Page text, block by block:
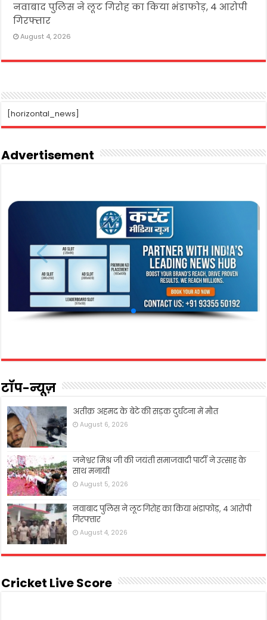
नवाबाद पुलिस ने लूट गिरोह का किया भंडाफोड़, 4 आरोपी
गिरफ्तार
August 4, 2026
[horizontal_news]
Advertisement
टॉप-न्यूज़
अतीक़ अहमद के बेटे की सड़क दुर्घटना में मौत
August 6, 2026
जनेश्वर मिश्र जी की जयंती समाजवादी पार्टी ने उत्साह के
साथ मनायी
August 5, 2026
नवाबाद पुलिस ने लूट गिरोह का किया भंडाफोड़, 4 आरोपी
गिरफ्तार
August 4, 2026
Cricket Live Score